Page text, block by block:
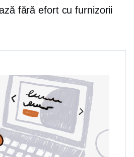
fără efort cu furnizorii